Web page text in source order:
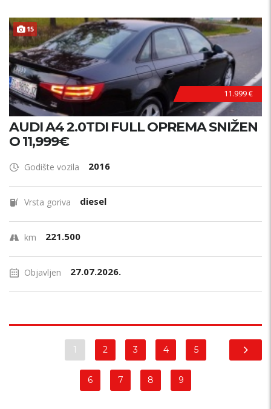
15
11.999 €
AUDI A4 2.0TDI FULL OPREMA SNIŽEN
O 11,999€
Godište vozila 2016
Vrsta goriva diesel
km 221.500
Objavljen 27.07.2026.
1 2 3 4 5
6 7 8 9